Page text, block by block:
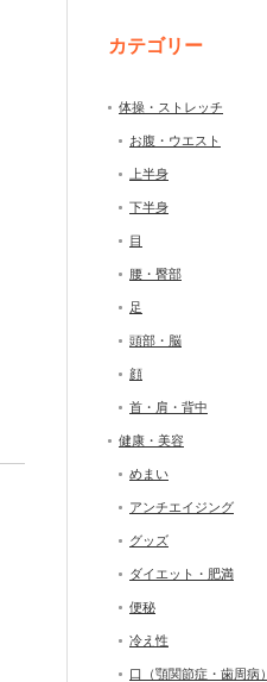
カテゴリー
体操・ストレッチ
お腹・ウエスト
上半身
下半身
目
腰・臀部
足
頭部・脳
顔
首・肩・背中
健康・美容
めまい
アンチエイジング
グッズ
ダイエット・肥満
便秘
冷え性
口（顎関節症・歯周病）